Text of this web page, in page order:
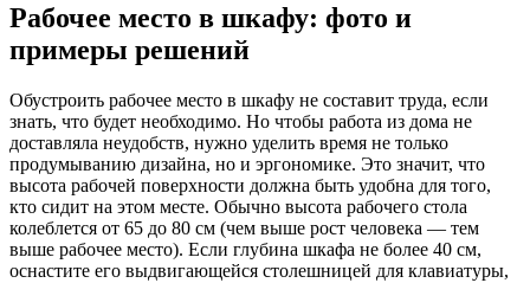
Рабочее место в шкафу: фото и
примеры решений
Обустроить рабочее место в шкафу не составит труда, если
знать, что будет необходимо. Но чтобы работа из дома не
доставляла неудобств, нужно уделить время не только
продумыванию дизайна, но и эргономике. Это значит, что
высота рабочей поверхности должна быть удобна для того,
кто сидит на этом месте. Обычно высота рабочего стола
колеблется от 65 до 80 см (чем выше рост человека — тем
выше рабочее место). Если глубина шкафа не более 40 см,
оснастите его выдвигающейся столешницей для клавиатуры,